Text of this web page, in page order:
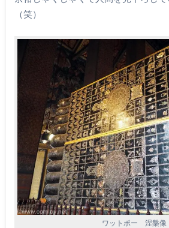
（笑）
ワットポー 涅槃像